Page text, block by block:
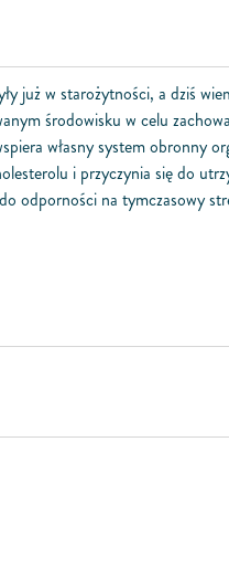
już w starożytności, a dziś
środowisku w celu
własny system obronny
i przyczynia się do
odporności na tymczasowy